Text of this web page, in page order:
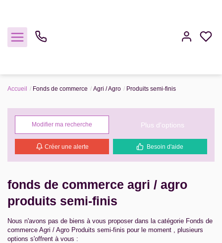
Louer
Estimer
Gestion
Notre Agence
Contact
Accueil Fonds de commerce Agri / Agro Produits semi-finis
Modifier ma recherche Plus d'options
Créer une alerte Besoin d'aide
fonds de commerce agri / agro
produits semi-finis
Nous n'avons pas de biens à vous proposer dans la catégorie Fonds de
commerce Agri / Agro Produits semi-finis pour le moment , plusieurs
options s'offrent à vous :